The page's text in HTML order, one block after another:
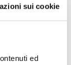
sui cookie
ed